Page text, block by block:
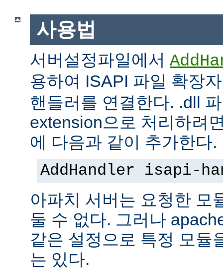
사용법
서버설정파일에서
용하여 ISAPI 파일 확장
핸들러를 연결한다. .dll
extension으로 처리하려
에 다음과 같이 추가한다.
AddHandler isapi-
아파치 서버는 요청한 모
둘 수 없다. 그러나
같은 설정으로 특정 모듈
는 있다.